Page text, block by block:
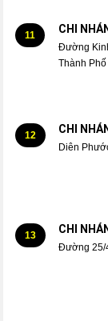
11 CHI
Đường
Thành
12 CHI
Diên
13 CHI
Đường 25/